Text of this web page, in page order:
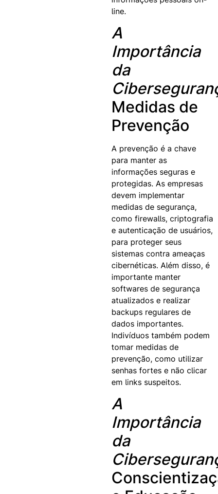
line.
A
Importância
da
Medidas de
Prevenção
A prevenção é a chave
para manter as
informações seguras e
protegidas. As empresas
devem implementar
medidas de segurança,
como firewalls, criptografia
e autenticação de usuários,
para proteger seus
sistemas contra ameaças
cibernéticas. Além disso, é
importante manter
softwares de segurança
atualizados e realizar
backups regulares de
dados importantes.
Indivíduos também podem
tomar medidas de
prevenção, como utilizar
senhas fortes e não clicar
em links suspeitos.
A
Importância
da